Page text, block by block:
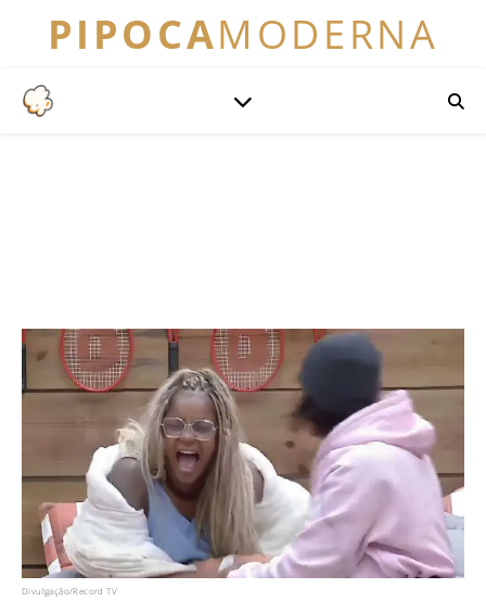
PIPOCAMODERNA
Divulgação/Record TV